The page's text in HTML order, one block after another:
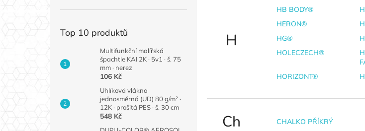
Top 10 produktů
Multifunkční malířská
špachtle KAI 2K · 5v1 · š. 75
mm · nerez
106 Kč
Uhlíková vlákna
jednosměrná (UD) 80 g/m² ·
12K · prošitá PES · š. 30 cm
548 Kč
H
HB BODY®
HERON®
HG®
HOLECZECH®
HORIZONT®
Ch CHALKO PŘÍKRÝ